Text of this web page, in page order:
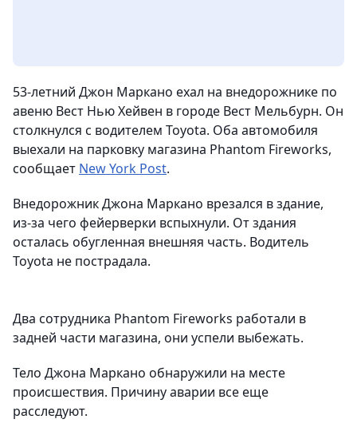
53-летний Джон Маркано ехал на внедорожнике по
авеню Вест Нью Хейвен в городе Вест Мельбурн. Он
столкнулся с водителем Toyota. Оба автомобиля
выехали на парковку магазина Phantom Fireworks,
сообщает New York Post.
Внедорожник Джона Маркано врезался в здание,
из-за чего фейерверки вспыхнули. От здания
осталась обугленная внешняя часть. Водитель
Toyota не пострадала.
Два сотрудника Phantom Fireworks работали в
задней части магазина, они успели выбежать.
Тело Джона Маркано обнаружили на месте
происшествия. Причину аварии все еще
расследуют.